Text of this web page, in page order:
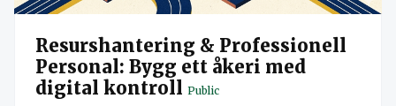
Resurshantering & Professionell
Personal: Bygg ett åkeri med
digital kontroll Public